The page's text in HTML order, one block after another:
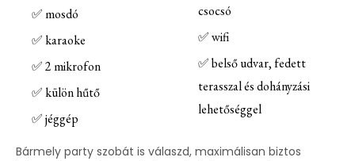
✅ mosdó
✅ karaoke
✅ 2 mikrofon
✅ külön hűtő
✅ jéggép
csocsó
✅ wifi
✅ belső udvar, fedett
terasszal és dohányzási
lehetőséggel
Bármely party szobát is válaszd, maximálisan biztos